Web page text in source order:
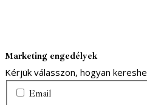
Marketing engedélyek
Kérjük válasszon, hogyan
Email